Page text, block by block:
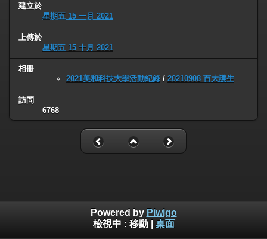
建立於
星期五 15 一月 2021
上傳於
星期五 15 十月 2021
相冊
2021美和科技大學活動紀錄 / 20210908 百大護生
訪問
6768
Powered by Piwigo
檢視中 : 移動| 桌面